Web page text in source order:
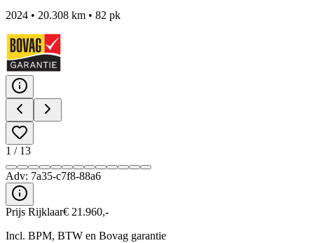
2024 • 20.308 km • 82 pk
1 / 13
Adv: 7a35-c7f8-88a6
Prijs Rijklaar€ 21.960,-
Incl. BPM, BTW en Bovag garantie